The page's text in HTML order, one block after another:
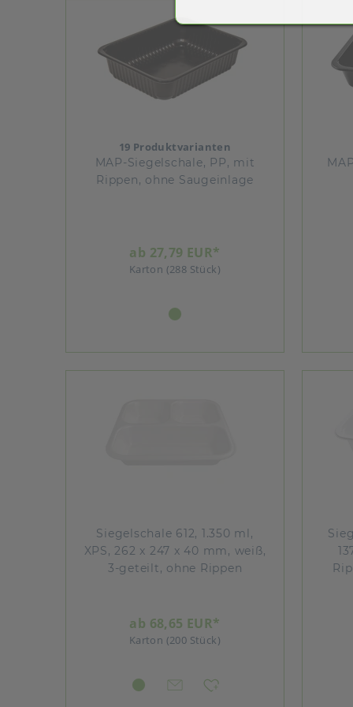
19 Produktvarianten
MAP-Siegelschale, PP, mit
Rippen, ohne Saugeinlage
ab 27,79 EUR*
Karton (288 Stück)
Siegelschale 612, 1.350 ml,
XPS, 262 x 247 x 40 mm, weiß,
3-geteilt, ohne Rippen
ab 68,65 EUR*
Karton (200 Stück)